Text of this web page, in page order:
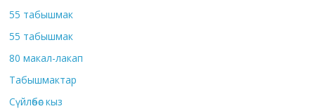
55 табышмак
55 табышмак
80 макал-лакап
Табышмактар
Сүйлөбөс кыз